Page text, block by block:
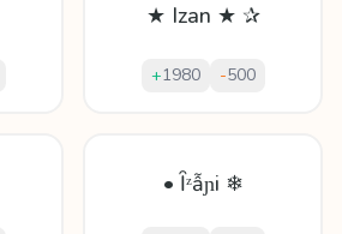
★ Izan ★ ✰
+1980 -500
• Ȋᶻẫɲi ❄